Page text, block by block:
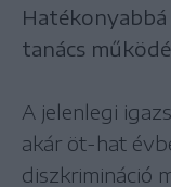
tanács
A jelenlegi
akár öt-hat
diszkrimináció